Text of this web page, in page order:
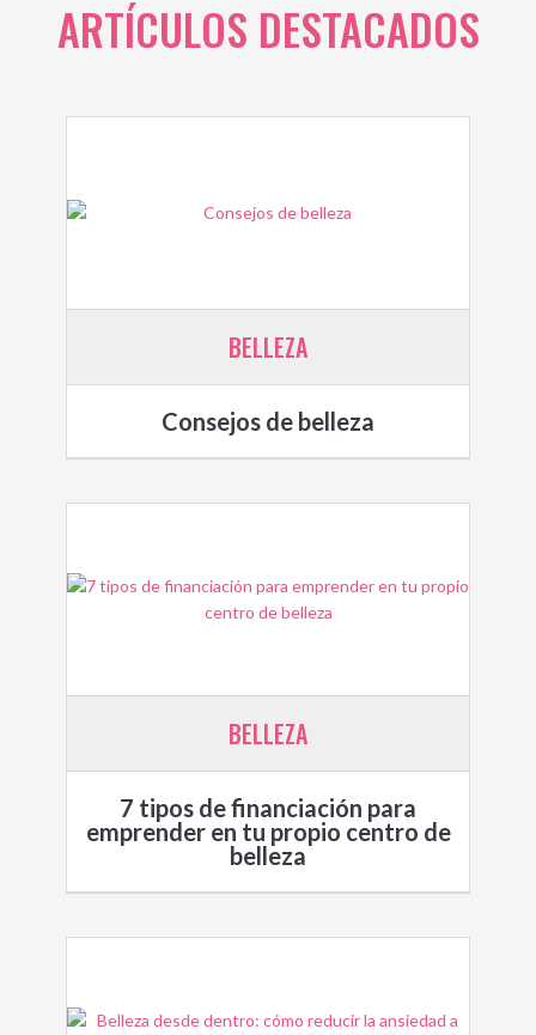
ARTÍCULOS DESTACADOS
BELLEZA
Consejos de belleza
BELLEZA
7 tipos de financiación para
emprender en tu propio centro de
belleza